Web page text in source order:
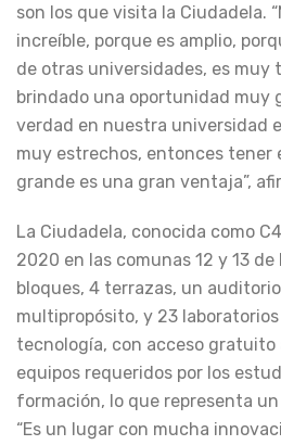
son los que visita la Ciudadela.
increíble, porque es amplio,
de otras universidades, es muy
brindado una oportunidad muy
verdad en nuestra universidad
muy estrechos, entonces tener
grande es una gran ventaja”,
La Ciudadela, conocida como
2020 en las comunas 12 y 13
bloques, 4 terrazas, un
multipropósito, y 23
tecnología, con acceso gratuito
equipos requeridos por los
formación, lo que representa
“Es un lugar con mucha